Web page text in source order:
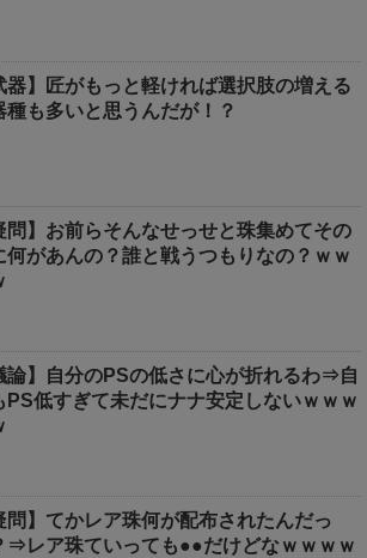
器】匠がもっと軽ければ選択肢の増える
種も多いと思うんだが！？
問】お前らそんなせっせと珠集めてその
何があんの？誰と戦うつもりなの？ｗｗ
論】自分のPSの低さに心が折れるわ⇒自
PS低すぎて未だにナナ安定しないｗｗｗ
問】てかレア珠何が配布されたんだっ
⇒レア珠ていっても●●だけどなｗｗｗｗ